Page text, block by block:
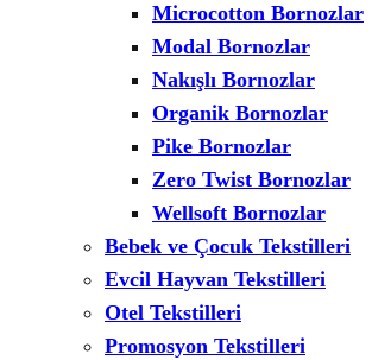
Microcotton Bornozlar
Modal Bornozlar
Nakışlı Bornozlar
Organik Bornozlar
Pike Bornozlar
Zero Twist Bornozlar
Wellsoft Bornozlar
Bebek ve Çocuk Tekstilleri
Evcil Hayvan Tekstilleri
Otel Tekstilleri
Promosyon Tekstilleri